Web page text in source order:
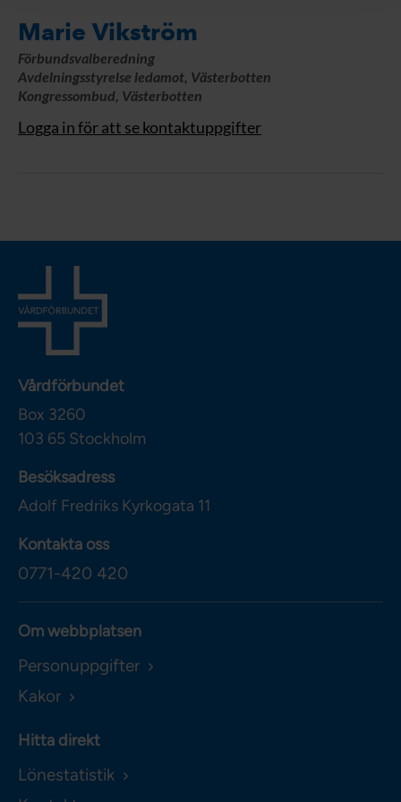
Marie Vikström
Förbundsvalberedning
Avdelningsstyrelse ledamot, Västerbotten
Kongressombud, Västerbotten
Logga in för att se kontaktuppgifter
Vårdförbundet
Box 3260
103 65 Stockholm
Besöksadress
Adolf Fredriks Kyrkogata 11
Kontakta oss
0771-420 420
Om webbplatsen
Personuppgifter
Kakor
Hitta direkt
Lönestatistik